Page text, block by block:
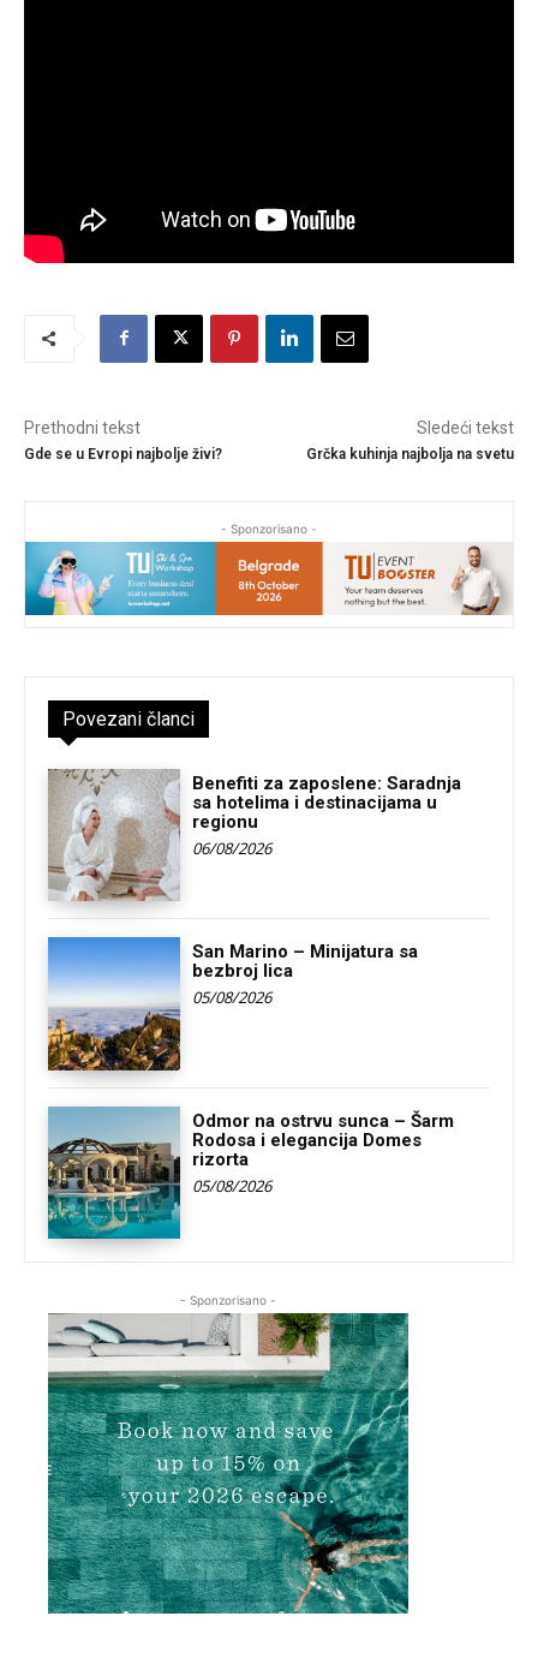
Prethodni tekst
Gde se u Evropi najbolje živi?
Sledeći tekst
Grčka kuhinja najbolja na svetu
- Sponzorisano -
Povezani članci
Benefiti za zaposlene: Saradnja
sa hotelima i destinacijama u
regionu
06/08/2026
San Marino – Minijatura sa
bezbroj lica
05/08/2026
Odmor na ostrvu sunca – Šarm
Rodosa i elegancija Domes
rizorta
05/08/2026
- Sponzorisano -